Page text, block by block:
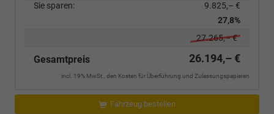
Sie sparen:
9.825,– €
27,8%
27.265,– €
Gesamtpreis 26.194,– €
incl. 19% MwSt., den Kosten für Überführung und Zulassungspapieren
Fahrzeug bestellen